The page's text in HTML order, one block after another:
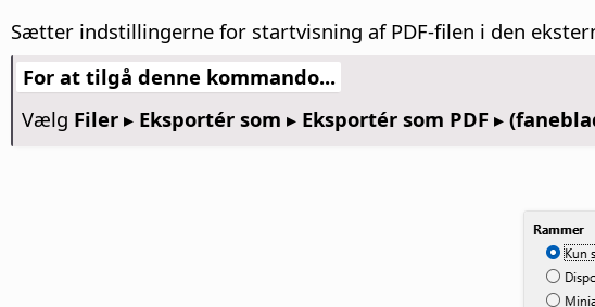
Sætter indstillingerne for startvisning af PDF-filen i den
For at tilgå denne kommando...
Vælg Filer ▸ Eksportér som ▸ Eksportér som PDF ▸